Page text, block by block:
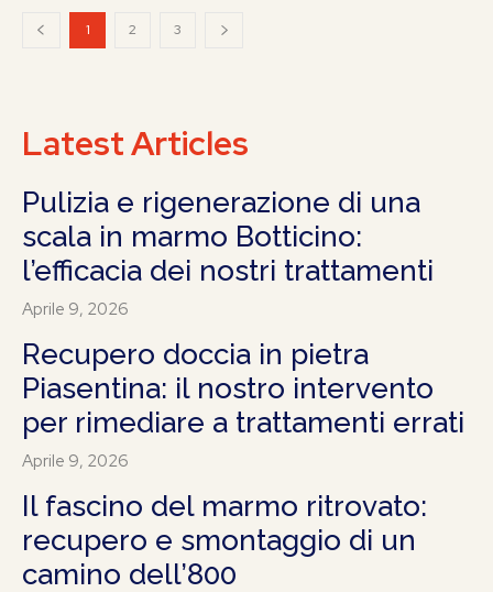
1 2 3
Latest Articles
Pulizia e rigenerazione di una
scala in marmo Botticino:
l’efficacia dei nostri trattamenti
Aprile 9, 2026
Recupero doccia in pietra
Piasentina: il nostro intervento
per rimediare a trattamenti errati
Aprile 9, 2026
Il fascino del marmo ritrovato:
recupero e smontaggio di un
camino dell’800